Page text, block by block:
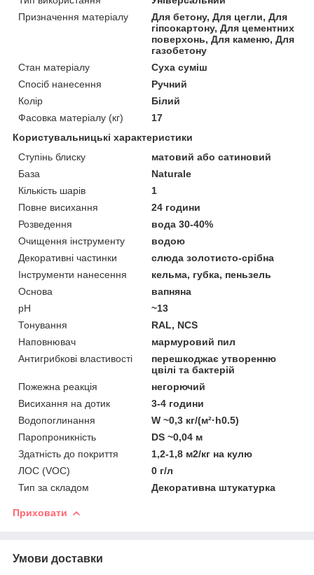
Призначення матеріалу
Для бетону, Для цегли, Для
гіпсокартону, Для цементних
поверхонь, Для каменю, Для
газобетону
Стан матеріалу
Суха суміш
Спосіб нанесення
Ручний
Колір
Білий
Фасовка матеріалу (кг)
17
Користувальницькі характеристики
Ступінь блиску
матовий або сатиновий
База
Naturale
Кількість шарів
1
Повне висихання
24 години
Розведення
вода 30-40%
Очищення інструменту
водою
Декоративні частинки
слюда золотисто-срібна
Інструменти нанесення
кельма, губка, пеньзель
Основа
вапняна
pH
~13
Тонування
RAL, NCS
Наповнювач
мармуровий пил
Антигрибкові властивості
перешкоджає утворенню
цвілі та бактерій
Пожежна реакція
негорючий
Висихання на дотик
3-4 години
Водопоглинання
W ~0,3 кг/(м²·h0.5)
Паропроникність
DS ~0,04 м
Здатність до покриття
1,2-1,8 м2/кг на кулю
ЛОС (VOC)
0 г/л
Тип за складом
Декоративна штукатурка
Приховати
Умови доставки